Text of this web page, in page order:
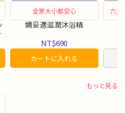
全家大小都安心
嫡妥適滋潤沐浴精
NT$690
カートに入れる
六大
もっと見る